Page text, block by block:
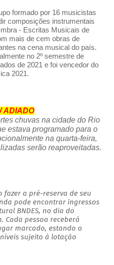
formado por 16 musicistas
composições instrumentais
- Escritas Musicais de
mais de cem obras de
na cena musical do país.
no 2º semestre de
de 2021 e foi vencedor do
2021.
ADIADO
chuvas na cidade do Rio
estava programado para o
na quarta-feira,
serão reaproveitadas.
fazer a pré-reserva de seu
pode encontrar ingressos
BNDES, no dia do
Cada pessoa receberá
marcado, estando o
sujeito à lotação